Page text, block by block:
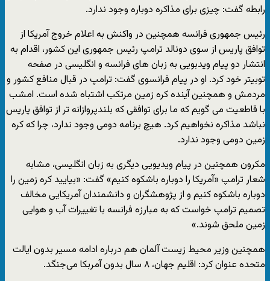
رابطه گفت: چیزی برای مذاکره دوباره وجود ندارد.
رئیس جمهوری فرانسه همچنین در واکنش به اعلام خروج آمریکا از
توافق پاریس از سوی دونالد ترامپ رئیس جمهوری این کشور، اقدام به
انتشار دو پیام ویدبویی به زبان های فرانسه و انگلیسی در صفحه
توبیتر خود کرد. او در پیام فرانسوی گفت: ترامپ در قبال منافع کشور و
مردمش و همچنین آینده کره زمین مرتکب اشتباه شده است. امشب
با قاطعیت می گویم که ما برای توافقی که بلندپروازانه تر از توافق پاریس
نباشد مذاکره نخواهیم کرد. هیچ برنامه دومی وجود ندارد، چرا که کره
زمین دومی وجود ندارد.
مکرون همچنین در پیام ویدیویی دیگری به زبان انگلیسی، مشابه
شعار ترامپ «آمریکا را دوباره باشکوه کنیم» گفت: «بیایید کره زمین را
دوباره باشکوه کنیم و از پژوهشگران و دانشمندان آمریکایی مخالف
تصمیم ترامپ خواست که به مبارزه فرانسه با تغییرات آب و هوایی
زمین ملحق شوند.»
همچنین وزیر محیط زیست آلمان هم درباره ادامه مسیر بدون ایالت
متحده عنوان کرد: اقلیم جهان، ۸ سال بدون آمربکا می‌جنگد.